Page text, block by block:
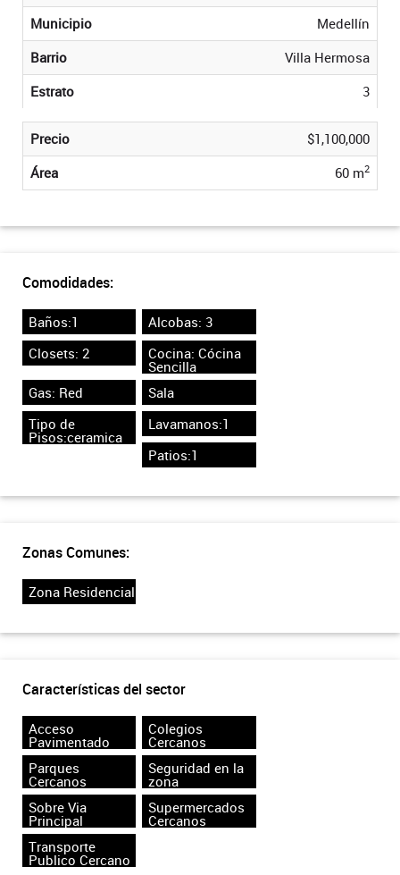
Municipio
Medellín
Barrio
Villa Hermosa
Estrato
3
Precio
$1,100,000
Área
60 m2
Comodidades:
Baños:1
Alcobas: 3
Closets: 2
Cocina: Cócina
Sencilla
Gas: Red
Sala
Tipo de
Pisos:ceramica
Lavamanos:1
Patios:1
Zonas Comunes:
Zona Residencial
Características del sector
Acceso
Pavimentado
Colegios
Cercanos
Parques
Cercanos
Seguridad en la
zona
Sobre Via
Principal
Supermercados
Cercanos
Transporte
Publico Cercano